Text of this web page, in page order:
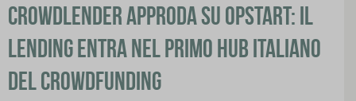
Crowdlender approda su Opstart: il
lending entra nel primo hub italiano
del crowdfunding